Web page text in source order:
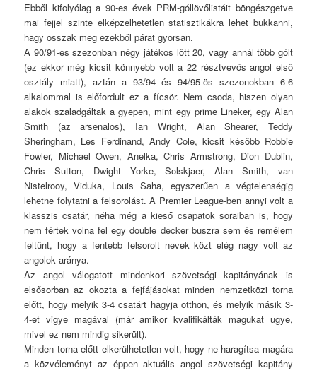
Ebből kifolyólag a 90-es évek PRM-góllövőlistáit böngészgetve
mai fejjel szinte elképzelhetetlen statisztikákra lehet bukkanni,
hagy osszak meg ezekből párat gyorsan.
A 90/91-es szezonban négy játékos lőtt 20, vagy annál több gólt
(ez ekkor még kicsit könnyebb volt a 22 résztvevős angol első
osztály miatt), aztán a 93/94 és 94/95-ös szezonokban 6-6
alkalommal is előfordult ez a fícsör. Nem csoda, hiszen olyan
alakok szaladgáltak a gyepen, mint egy prime Lineker, egy Alan
Smith (az arsenalos), Ian Wright, Alan Shearer, Teddy
Sheringham, Les Ferdinand, Andy Cole, kicsit később Robbie
Fowler, Michael Owen, Anelka, Chris Armstrong, Dion Dublin,
Chris Sutton, Dwight Yorke, Solskjaer, Alan Smith, van
Nistelrooy, Viduka, Louis Saha, egyszerűen a végtelenségig
lehetne folytatni a felsorolást. A Premier League-ben annyi volt a
klasszis csatár, néha még a kieső csapatok soraiban is, hogy
nem fértek volna fel egy double decker buszra sem és remélem
feltűnt, hogy a fentebb felsorolt nevek közt elég nagy volt az
angolok aránya.
Az angol válogatott mindenkori szövetségi kapitányának is
elsősorban az okozta a fejfájásokat minden nemzetközi torna
előtt, hogy melyik 3-4 csatárt hagyja otthon, és melyik másik 3-
4-et vigye magával (már amikor kvalifikálták magukat ugye,
mivel ez nem mindig sikerült).
Minden torna előtt elkerülhetetlen volt, hogy ne haragítsa magára
a közvéleményt az éppen aktuális angol szövetségi kapitány